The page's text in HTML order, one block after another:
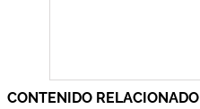
CONTENIDO RELACIONADO